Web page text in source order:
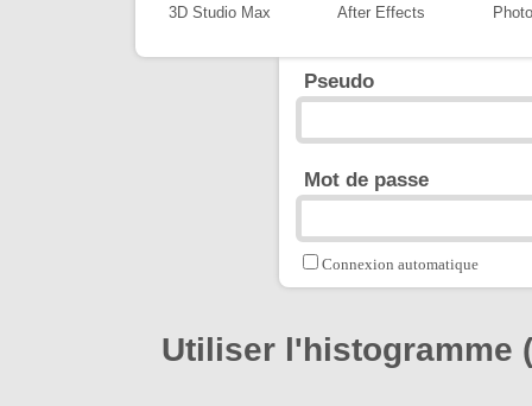
3D Studio Max After Effects
Pseudo
Mot de passe
Connexion automatique
Utiliser l'histogramme